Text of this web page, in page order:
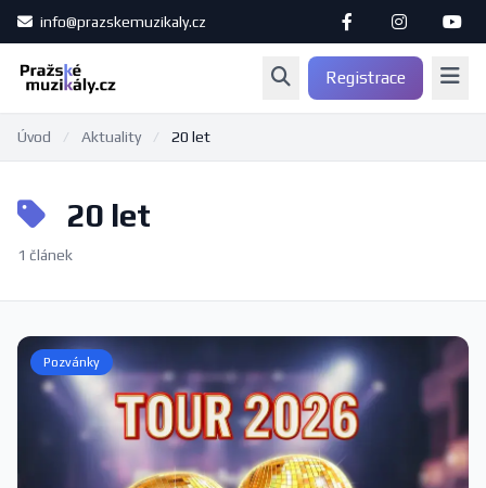
info@prazskemuzikaly.cz
Registrace
Úvod / Aktuality / 20 let
20 let
1 článek
Pozvánky